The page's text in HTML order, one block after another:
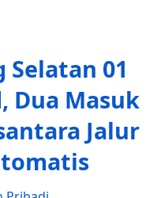
Selatan 01
Dua Masuk
Jalur